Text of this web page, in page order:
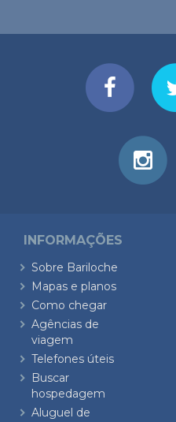
INFORMAÇÕES
Sobre Bariloche
Mapas e planos
Como chegar
Agências de
viagem
Telefones úteis
Buscar
hospedagem
Aluguel de